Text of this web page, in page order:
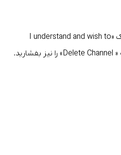
۲. حال در صفحه جدید تیک «I understand and wish to